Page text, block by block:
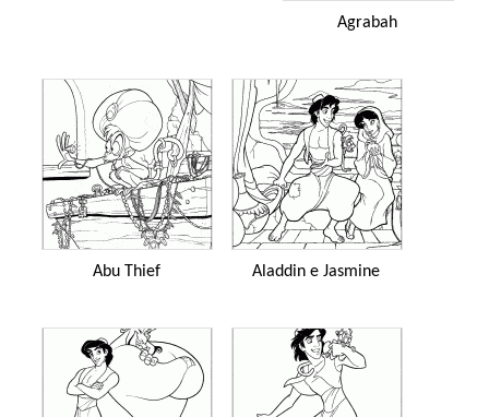
Agrabah
Abu Thief Aladdin e Jasmine